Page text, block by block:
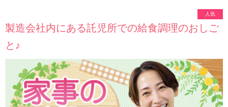
人気
製造会社内にある託児所での給食調理のおしご
と♪